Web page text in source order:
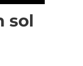
sol